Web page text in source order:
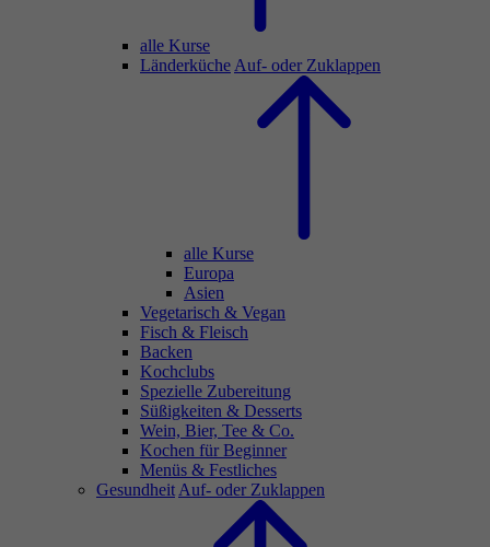
alle Kurse
Länderküche Auf- oder Zuklappen
alle Kurse
Europa
Asien
Vegetarisch & Vegan
Fisch & Fleisch
Backen
Kochclubs
Spezielle Zubereitung
Süßigkeiten & Desserts
Wein, Bier, Tee & Co.
Kochen für Beginner
Menüs & Festliches
Gesundheit Auf- oder Zuklappen